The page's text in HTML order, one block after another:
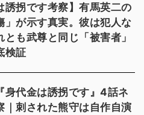
誘拐です考察】有馬英二の
」が示す真実。彼は犯人な
とも武尊と同じ「被害者」
検証
身代金は誘拐です』4話ネ
｜刺された熊守は自作自演